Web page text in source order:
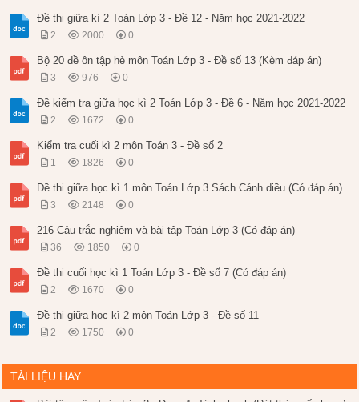
Đề thi giữa kì 2 Toán Lớp 3 - Đề 12 - Năm học 2021-2022
2 2000 0
Bộ 20 đề ôn tập hè môn Toán Lớp 3 - Đề số 13 (Kèm đáp án)
3 976 0
Đề kiểm tra giữa học kì 2 Toán Lớp 3 - Đề 6 - Năm học 2021-2022
2 1672 0
Kiểm tra cuối kì 2 môn Toán 3 - Đề số 2
1 1826 0
Đề thi giữa học kì 1 môn Toán Lớp 3 Sách Cánh diều (Có đáp án)
3 2148 0
216 Câu trắc nghiệm và bài tập Toán Lớp 3 (Có đáp án)
36 1850 0
Đề thi cuối học kì 1 Toán Lớp 3 - Đề số 7 (Có đáp án)
2 1670 0
Đề thi giữa học kì 2 môn Toán Lớp 3 - Đề số 11
2 1750 0
TÀI LIỆU HAY